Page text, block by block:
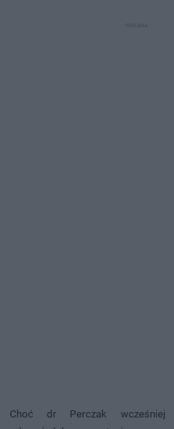
Choć dr Perczak wcześniej